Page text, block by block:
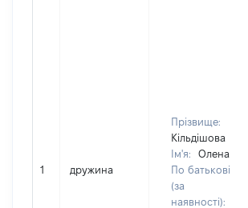
1 дружина
Прізвище:
Кільдішова
Ім'я:
Олена
По батькові
(за
наявності):